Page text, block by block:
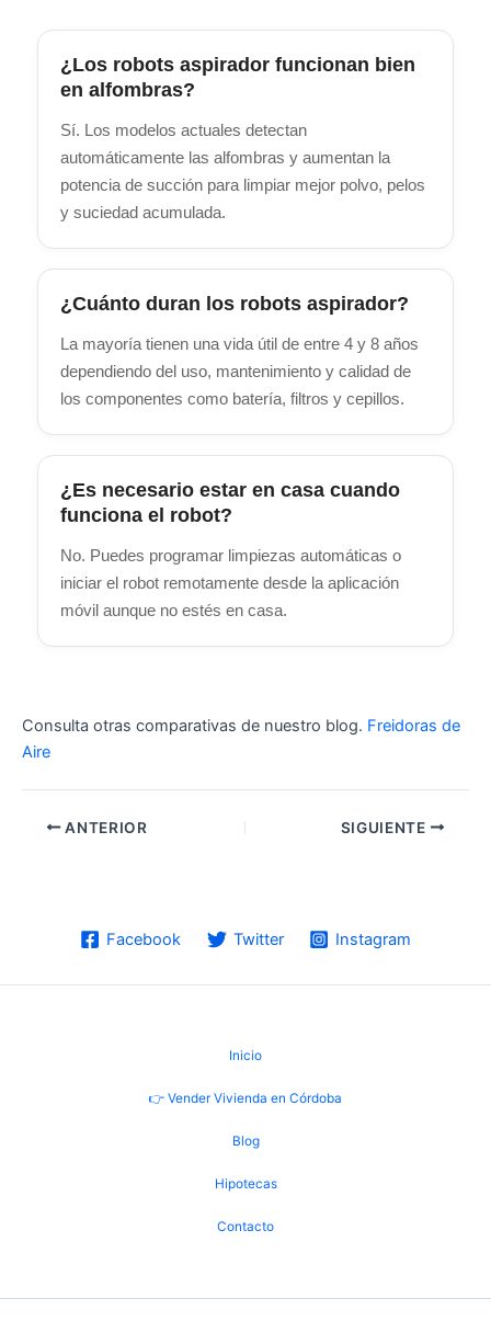
¿Los robots aspirador funcionan bien
en alfombras?
Sí. Los modelos actuales detectan
automáticamente las alfombras y aumentan la
potencia de succión para limpiar mejor polvo, pelos
y suciedad acumulada.
¿Cuánto duran los robots aspirador?
La mayoría tienen una vida útil de entre 4 y 8 años
dependiendo del uso, mantenimiento y calidad de
los componentes como batería, filtros y cepillos.
¿Es necesario estar en casa cuando
funciona el robot?
No. Puedes programar limpiezas automáticas o
iniciar el robot remotamente desde la aplicación
móvil aunque no estés en casa.
Consulta otras comparativas de nuestro blog. Freidoras de
Aire
ANTERIOR SIGUIENTE
Facebook Twitter Instagram
Inicio
👉 Vender Vivienda en Córdoba
Blog
Hipotecas
Contacto